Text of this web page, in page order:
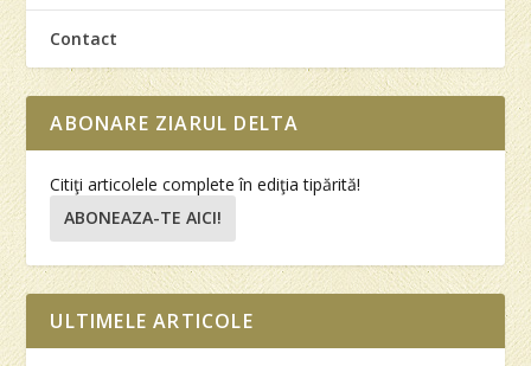
Contact
ABONARE ZIARUL DELTA
Citiţi articolele complete în ediţia tipărită!
ABONEAZA-TE AICI!
ULTIMELE ARTICOLE